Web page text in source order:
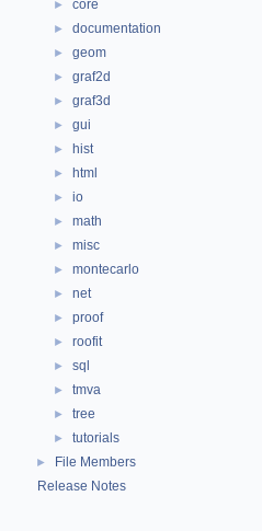
► core
► documentation
► geom
► graf2d
► graf3d
► gui
► hist
► html
► io
► math
► misc
► montecarlo
► net
► proof
► roofit
► sql
► tmva
► tree
► tutorials
►
File Members
Release Notes